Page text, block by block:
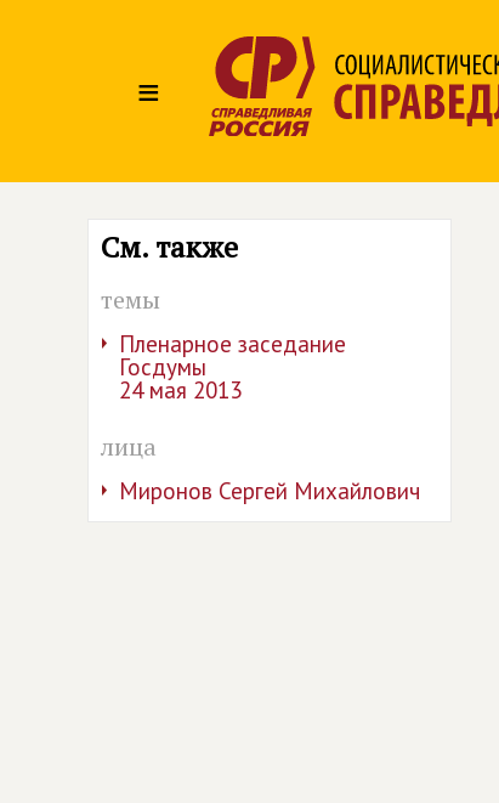
≡
См. также
темы
Пленарное заседание
Госдумы
24 мая 2013
лица
Миронов Сергей Михайлович